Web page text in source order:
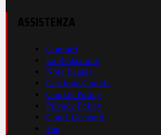
Contatti
La Redazione
Nota Legale
Gestione Cookie
Cookie Policy
Privacy Policy
Cond. Generali
Faq